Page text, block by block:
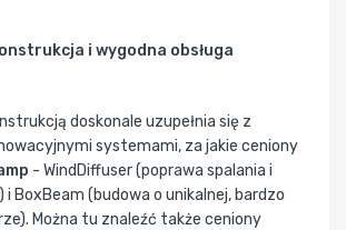
i wygodna obsługa
doskonale uzupełnia się z
systemami, za jakie ceniony
- WindDiffuser (poprawa spalania i
i BoxBeam (budowa o unikalnej, bardzo
Można tu znaleźć także ceniony